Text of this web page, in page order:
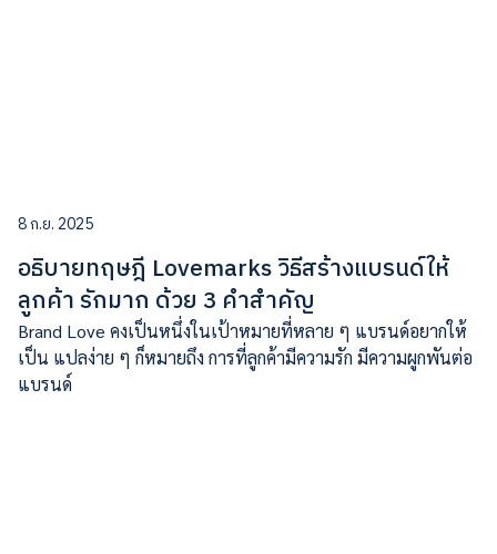
8 ก.ย. 2025
อธิบายทฤษฎี Lovemarks วิธีสร้างแบรนด์ให้
ลูกค้า รักมาก ด้วย 3 คำสำคัญ
Brand Love คงเป็นหนึ่งในเป้าหมายที่หลาย ๆ แบรนด์อยากให้
เป็น แปลง่าย ๆ ก็หมายถึง การที่ลูกค้ามีความรัก มีความผูกพันต่อ
แบรนด์